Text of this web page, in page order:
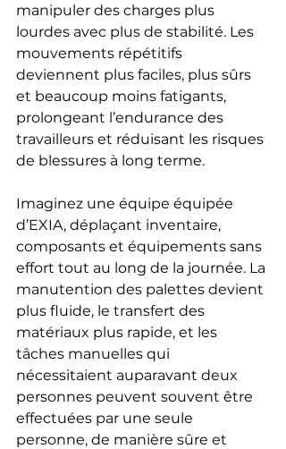
manipuler des charges plus
lourdes avec plus de stabilité. Les
mouvements répétitifs
deviennent plus faciles, plus sûrs
et beaucoup moins fatigants,
prolongeant l’endurance des
travailleurs et réduisant les risques
de blessures à long terme.
Imaginez une équipe équipée
d’EXIA, déplaçant inventaire,
composants et équipements sans
effort tout au long de la journée. La
manutention des palettes devient
plus fluide, le transfert des
matériaux plus rapide, et les
tâches manuelles qui
nécessitaient auparavant deux
personnes peuvent souvent être
effectuées par une seule
personne, de manière sûre et